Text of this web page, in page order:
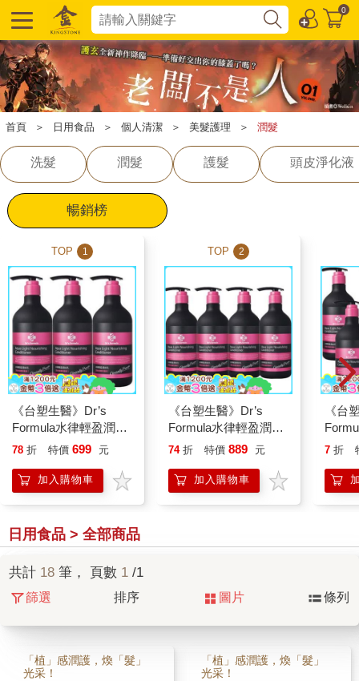
0
首頁 ＞ 日用食品 ＞ 個人清潔 ＞ 美髮護理 ＞ 潤髮
洗髮 潤髮 護髮 頭皮淨化液
暢銷榜
TOP 1
《台塑生醫》Dr’s
Formula水律輕盈潤絲
乳530g(3入)
78 折 特價 699 元
加入購物車
TOP 2
《台塑生醫》Dr’s
Formula水律輕盈潤絲
乳530g(4入)
74 折 特價 889 元
加入購物車
《台
乳
7 折
日用食品 > 全部商品
共計 18 筆， 頁數 1 /1
篩選 排序 圖片 條列
「植」感潤護，煥「髮」
光采！
「植」感潤護，煥「髮」
光采！